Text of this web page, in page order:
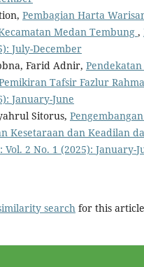
Pembagian Harta
Medan Tembung ,
July-December
Farid Adnir,
Tafsir Fazlur
January-June
Sitorus,
Kesetaraan dan Keadilan
2 No. 1 (2025): January-
searchfor this